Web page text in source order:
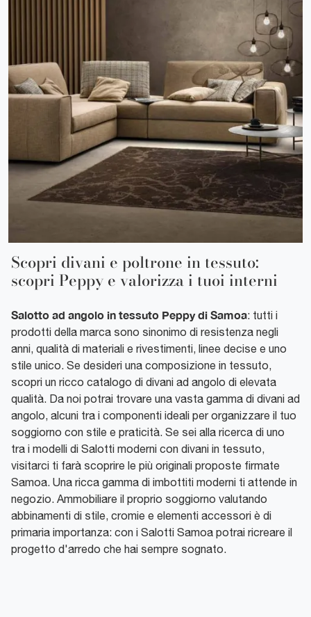
Scopri divani e poltrone in tessuto:
scopri Peppy e valorizza i tuoi interni
Salotto ad angolo in tessuto Peppy di Samoa: tutti i
prodotti della marca sono sinonimo di resistenza negli
anni, qualità di materiali e rivestimenti, linee decise e uno
stile unico. Se desideri una composizione in tessuto,
scopri un ricco catalogo di divani ad angolo di elevata
qualità. Da noi potrai trovare una vasta gamma di divani ad
angolo, alcuni tra i componenti ideali per organizzare il tuo
soggiorno con stile e praticità. Se sei alla ricerca di uno
tra i modelli di Salotti moderni con divani in tessuto,
visitarci ti farà scoprire le più originali proposte firmate
Samoa. Una ricca gamma di imbottiti moderni ti attende in
negozio. Ammobiliare il proprio soggiorno valutando
abbinamenti di stile, cromie e elementi accessori è di
primaria importanza: con i Salotti Samoa potrai ricreare il
progetto d'arredo che hai sempre sognato.